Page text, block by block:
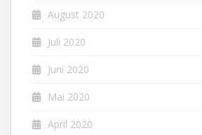
August 2020
Juli 2020
Juni 2020
Mai 2020
April 2020